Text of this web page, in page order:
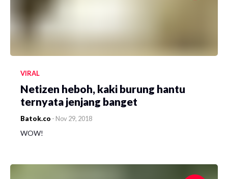
VIRAL
Netizen heboh, kaki burung hantu
ternyata jenjang banget
Batok.co - Nov 29, 2018
WOW!